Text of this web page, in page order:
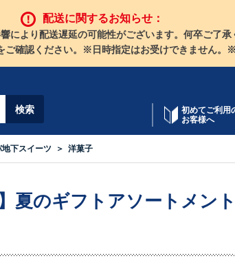
配送に関するお知らせ：
により配送遅延の可能性がございます。何卒ご了承
確認ください。※日時指定はお受けできません。※
初めてご利用
お客様へ
地下スイーツ 洋菓子
】夏のギフトアソートメン